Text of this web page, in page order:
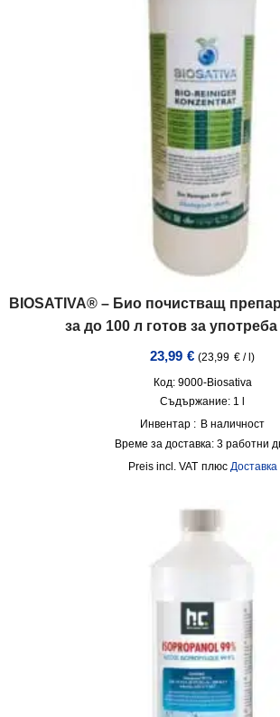
BIOSATIVA® – Био почистващ
за до 100 л готов за
23,99 € (23,99 € /l)
Код: 9000-Biosativa
Съдържание: 1
Инвентар : В наличност
Време за доставка: 3 работни
incl. VAT плюс Доставка